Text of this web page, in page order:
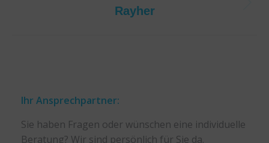
Next
Rayher
Ihr Ansprechpartner:
Sie haben Fragen oder wünschen eine individuelle
Beratung? Wir sind persönlich für Sie da.